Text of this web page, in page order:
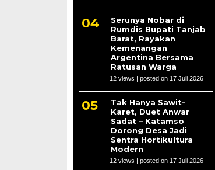
Serunya Nobar di
Rumdis Bupati Tanjab
Barat, Rayakan
Kemenangan
Argentina Bersama
Ratusan Warga
12 views | posted on 17 Juli 2026
Tak Hanya Sawit-
Karet, Duet Anwar
Sadat – Katamso
Dorong Desa Jadi
Sentra Hortikultura
Modern
12 views | posted on 17 Juli 2026